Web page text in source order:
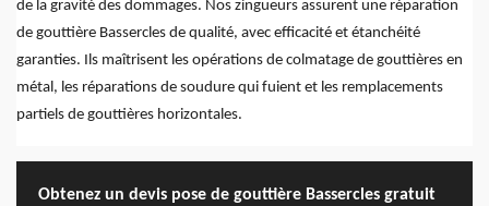
de la gravité des dommages. Nos zingueurs assurent une réparation
de gouttière Bassercles de qualité, avec efficacité et étanchéité
garanties. Ils maîtrisent les opérations de colmatage de gouttières en
métal, les réparations de soudure qui fuient et les remplacements
partiels de gouttières horizontales.
Obtenez un devis pose de gouttière Bassercles gratuit